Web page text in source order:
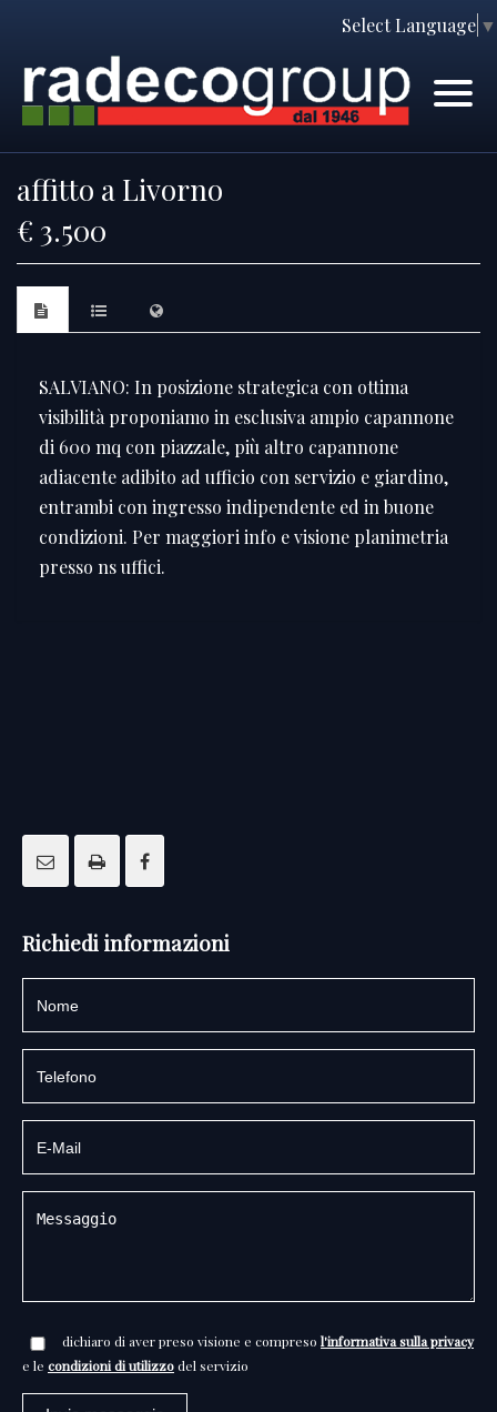
Immobili
Immobili In Vendita
Immobili In Affitto
Chi Siamo
Servizi
Lascia Una Richiesta
Proponi Un Immobile
Contatti
Select Language ▼
affitto a Livorno
€ 3.500
SALVIANO: In posizione strategica con ottima
visibilità proponiamo in esclusiva ampio capannone
di 600 mq con piazzale, più altro capannone
adiacente adibito ad ufficio con servizio e giardino,
entrambi con ingresso indipendente ed in buone
condizioni. Per maggiori info e visione planimetria
presso ns uffici.
Richiedi informazioni
dichiaro di aver preso visione e compreso l'informativa sulla privacy
e le condizioni di utilizzodel servizio